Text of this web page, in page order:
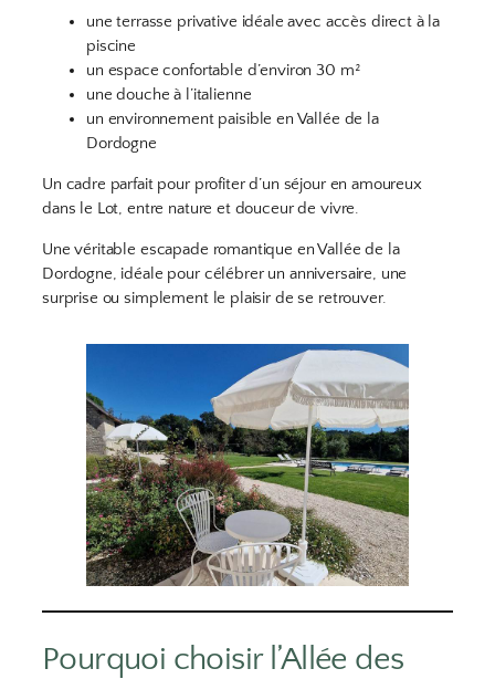
une terrasse privative idéale avec accès direct à la
piscine
un espace confortable d’environ 30 m²
une douche à l’italienne
un environnement paisible en Vallée de la
Dordogne
Un cadre parfait pour profiter d’un séjour en amoureux
dans le Lot, entre nature et douceur de vivre.
Une véritable escapade romantique en Vallée de la
Dordogne, idéale pour célébrer un anniversaire, une
surprise ou simplement le plaisir de se retrouver.
Pourquoi choisir l’Allée des